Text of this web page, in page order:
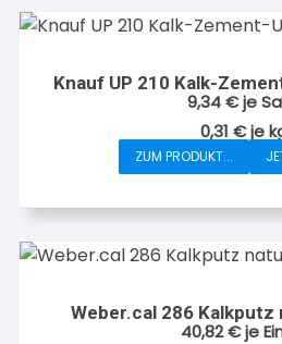
Knauf UP 210 Kalk-
9,34€je
0,31 €je
ZUM PRODUKT...
Weber.cal 286 Kalkputz
40,82€je